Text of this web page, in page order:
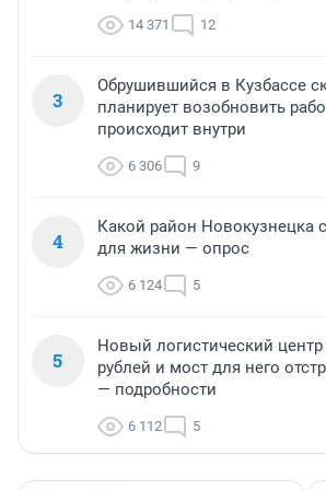
14 371 12
3
Обрушившийся в Кузбассе
планирует возобновить
происходит внутри
6 306 9
4
Какой район Новокузнецка
для жизни — опрос
6 124 5
5
Новый логистический
рублей и мост для него
— подробности
6 112 5